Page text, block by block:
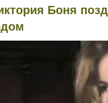
Боня